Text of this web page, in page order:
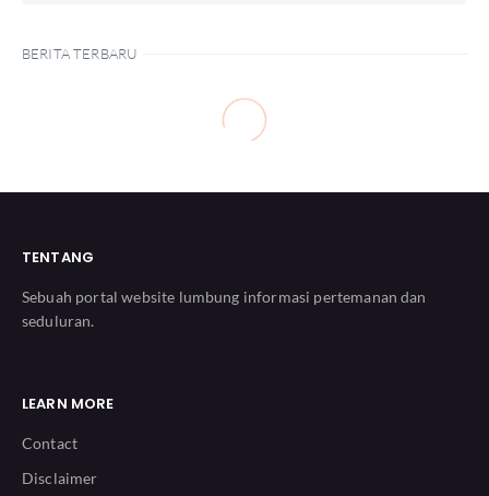
BERITA TERBARU
TENTANG
Sebuah portal website lumbung informasi pertemanan dan
seduluran.
LEARN MORE
Contact
Disclaimer